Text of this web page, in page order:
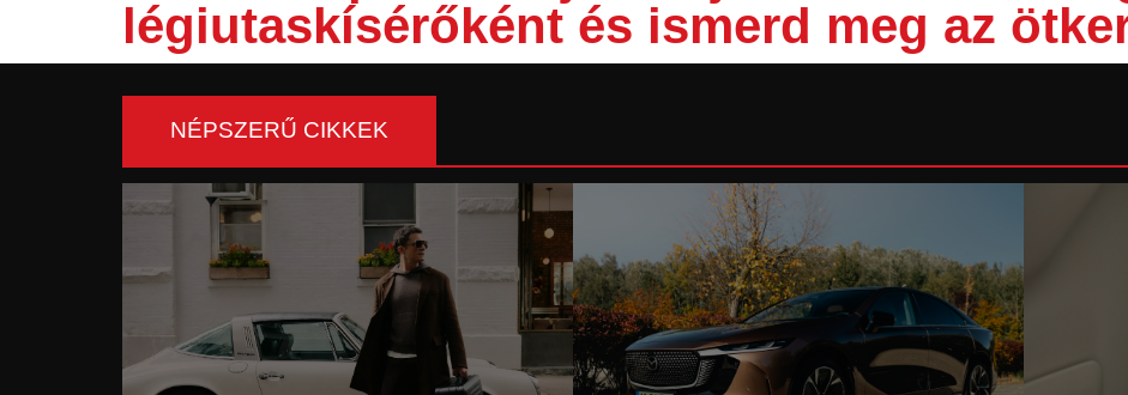
légiutaskísérőként és ismerd meg az
NÉPSZERŰ CIKKEK